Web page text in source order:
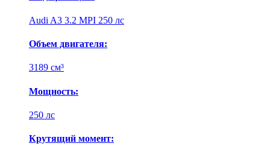
Audi A3 3.2 MPI 250 лс
Объем двигателя:
3189 см³
Мощность:
250 лс
Крутящий момент: